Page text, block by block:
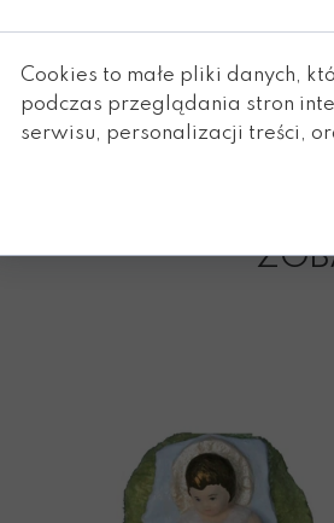
Cookies to małe pliki danych,
podczas przeglądania stron
serwisu, personalizacji treści,